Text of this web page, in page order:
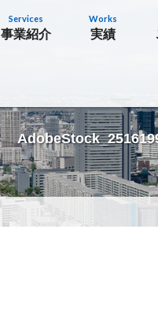
Services
事業紹介
Works
実績